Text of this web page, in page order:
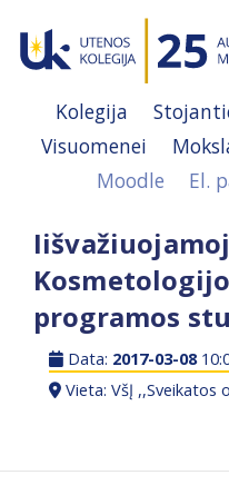
Kolegija
Visuomenei
Moodle
El.
programos
Data: 2017-03-08
Vieta: VšĮ ,,Sveikatos